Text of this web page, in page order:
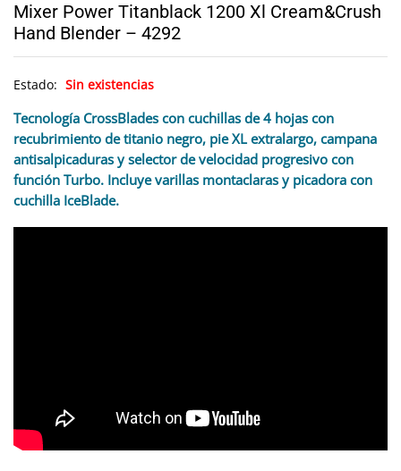
Mixer Power Titanblack 1200 Xl Cream&Crush
Hand Blender – 4292
Estado: Sin existencias
Tecnología CrossBlades con cuchillas de 4 hojas con
recubrimiento de titanio negro, pie XL extralargo, campana
antisalpicaduras y selector de velocidad progresivo con
función Turbo. Incluye varillas montaclaras y picadora con
cuchilla IceBlade.